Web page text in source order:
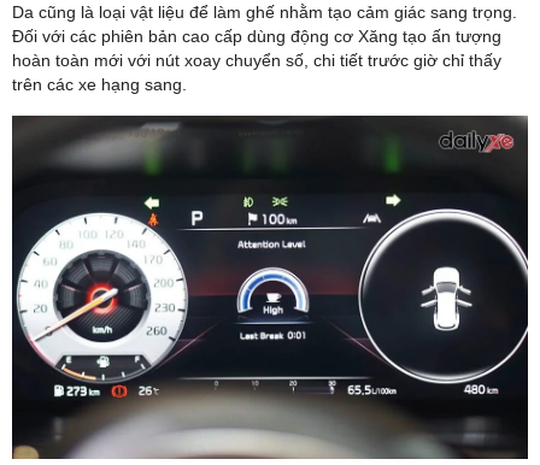
Da cũng là loại vật liệu để làm ghế nhằm tạo cảm giác sang trọng.
Đối với các phiên bản cao cấp dùng động cơ Xăng tạo ấn tượng
hoàn toàn mới với nút xoay chuyển số, chi tiết trước giờ chỉ thấy
trên các xe hạng sang.